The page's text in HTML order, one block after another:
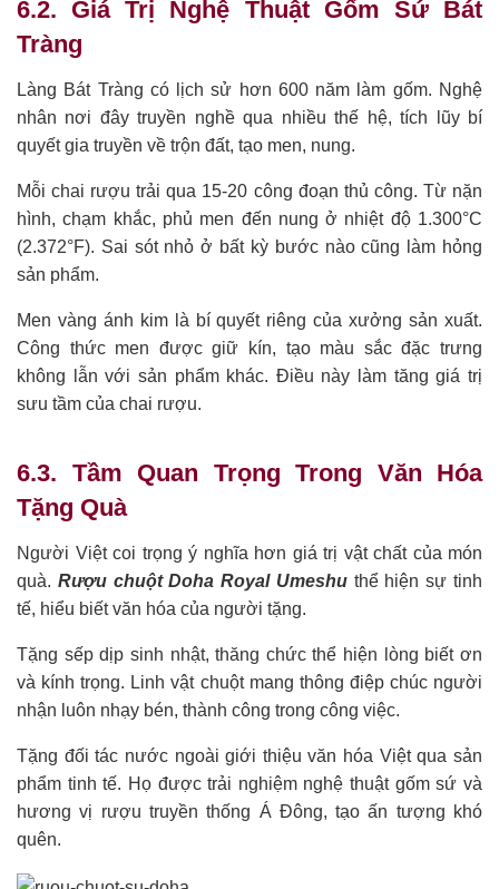
6.2. Giá Trị Nghệ Thuật Gốm Sứ Bát
Tràng
Làng Bát Tràng có lịch sử hơn 600 năm làm gốm. Nghệ
nhân nơi đây truyền nghề qua nhiều thế hệ, tích lũy bí
quyết gia truyền về trộn đất, tạo men, nung.
Mỗi chai rượu trải qua 15-20 công đoạn thủ công. Từ nặn
hình, chạm khắc, phủ men đến nung ở nhiệt độ 1.300°C
(2.372°F). Sai sót nhỏ ở bất kỳ bước nào cũng làm hỏng
sản phẩm.
Men vàng ánh kim là bí quyết riêng của xưởng sản xuất.
Công thức men được giữ kín, tạo màu sắc đặc trưng
không lẫn với sản phẩm khác. Điều này làm tăng giá trị
sưu tầm của chai rượu.
6.3. Tầm Quan Trọng Trong Văn Hóa
Tặng Quà
Người Việt coi trọng ý nghĩa hơn giá trị vật chất của món
quà. Rượu chuột Doha Royal Umeshuthể hiện sự tinh
tế, hiểu biết văn hóa của người tặng.
Tặng sếp dịp sinh nhật, thăng chức thể hiện lòng biết ơn
và kính trọng. Linh vật chuột mang thông điệp chúc người
nhận luôn nhạy bén, thành công trong công việc.
Tặng đối tác nước ngoài giới thiệu văn hóa Việt qua sản
phẩm tinh tế. Họ được trải nghiệm nghệ thuật gốm sứ và
hương vị rượu truyền thống Á Đông, tạo ấn tượng khó
quên.